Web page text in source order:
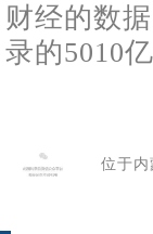
财经的数
录的5010亿
位于内